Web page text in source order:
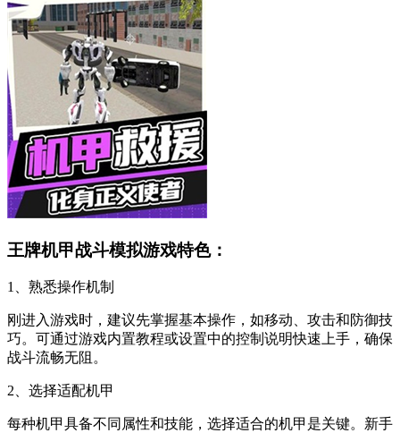
王牌机甲战斗模拟游戏特色：
1、熟悉操作机制
刚进入游戏时，建议先掌握基本操作，如移动、攻击和防御技
巧。可通过游戏内置教程或设置中的控制说明快速上手，确保
战斗流畅无阻。
2、选择适配机甲
每种机甲具备不同属性和技能，选择适合的机甲是关键。新手